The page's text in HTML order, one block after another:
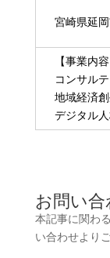
宮崎県延
【事業内容
コンサル
地域経済
デジタル
お問い合
本記事に関わ
い合わせより